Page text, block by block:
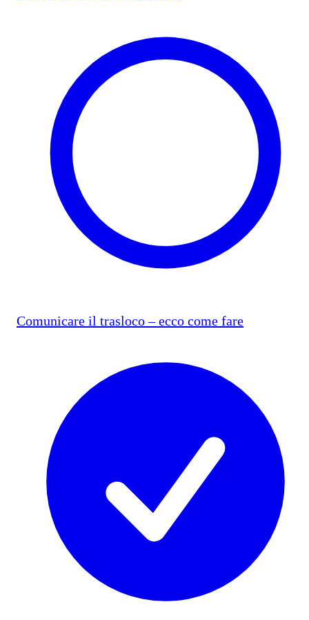
Comunicare il trasloco – ecco come fare